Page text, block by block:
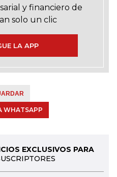
y financiero de
solo un clic
LA APP
WHATSAPP
EXCLUSIVOS PARA